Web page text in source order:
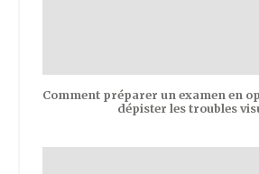
Comment préparer un examen en
dépister les troubles